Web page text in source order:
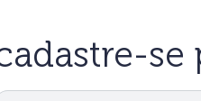
se